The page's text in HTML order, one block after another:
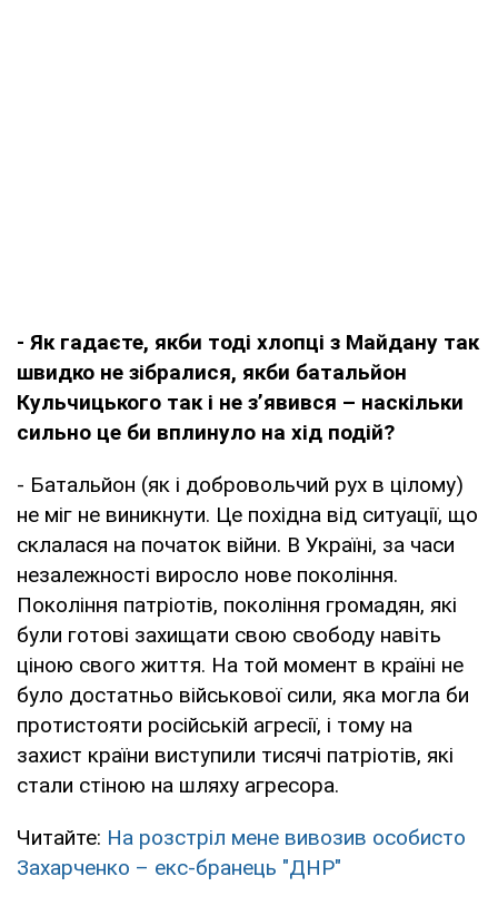
- Як гадаєте, якби тоді хлопці з Майдану так
швидко не зібралися, якби батальйон
Кульчицького так і не з’явився – наскільки
сильно це би вплинуло на хід подій?
- Батальйон (як і добровольчий рух в цілому)
не міг не виникнути. Це похідна від ситуації, що
склалася на початок війни. В Україні, за часи
незалежності виросло нове покоління.
Покоління патріотів, покоління громадян, які
були готові захищати свою свободу навіть
ціною свого життя. На той момент в країні не
було достатньо військової сили, яка могла би
протистояти російській агресії, і тому на
захист країни виступили тисячі патріотів, які
стали стіною на шляху агресора.
Читайте: На розстріл мене вивозив особисто
Захарченко – екс-бранець "ДНР"